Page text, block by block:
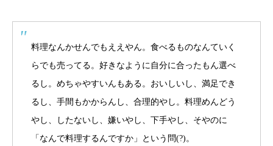
料理なんかせんでもええやん。食べるものなんていく
らでも売ってる。好きなように自分に合ったもん選べ
るし。めちゃやすいんもある。おいしいし、満足でき
るし、手間もかからんし、合理的やし。料理めんどう
やし、したないし、嫌いやし、下手やし、そやのに
「なんで料理するんですか」という問(?)。